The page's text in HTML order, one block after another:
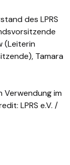
des LPRS
(Leiterin
Tamara
Verwendung im
LPRS e.V. /